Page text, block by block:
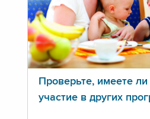
Проверьте, имеете
участие в других